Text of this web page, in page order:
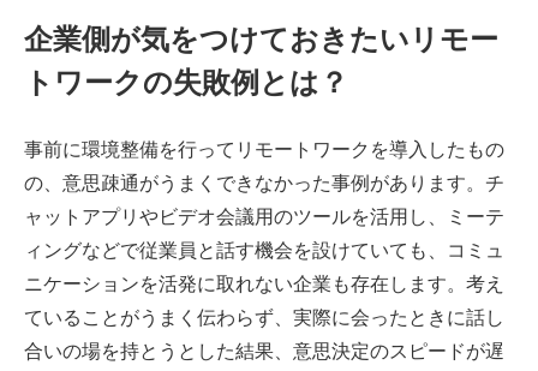
企業側が気をつけておきたいリモー
トワークの失敗例とは？
事前に環境整備を行ってリモートワークを導入したもの
の、意思疎通がうまくできなかった事例があります。チ
ャットアプリやビデオ会議用のツールを活用し、ミーテ
ィングなどで従業員と話す機会を設けていても、コミュ
ニケーションを活発に取れない企業も存在します。考え
ていることがうまく伝わらず、実際に会ったときに話し
合いの場を持とうとした結果、意思決定のスピードが遅